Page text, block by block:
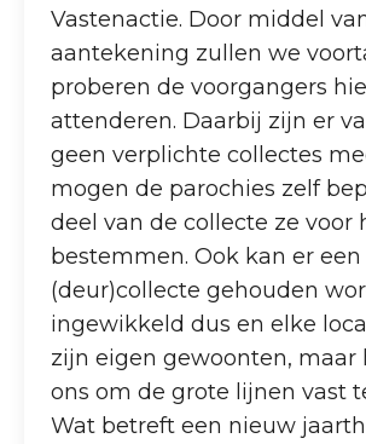
Vastenactie. Door middel
aantekening zullen we
proberen de voorgangers
attenderen. Daarbij zijn er
geen verplichte collectes
mogen de parochies zelf
deel van de collecte ze voor
bestemmen. Ook kan er
(deur)collecte gehouden
ingewikkeld dus en elke
zijn eigen gewoonten, maar
ons om de grote lijnen vast
Wat betreft een nieuw